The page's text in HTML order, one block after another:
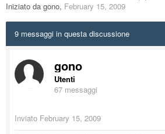
Iniziato da gono, February 15, 2009
9 messaggi in questa discussione
gono
Utenti
67 messaggi
Inviato February 15, 2009